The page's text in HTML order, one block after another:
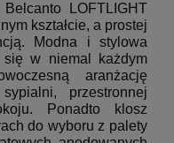
LOFTLIGHT
kształcie, a prostej
Modna i stylowa
się w niemal każdym
aranżację
przestronnej
Ponadto klosz
do wyboru z palety